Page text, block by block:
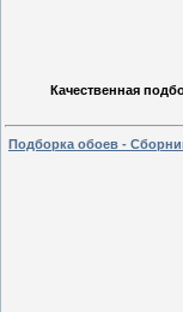
Качественная
Подборка обоев -